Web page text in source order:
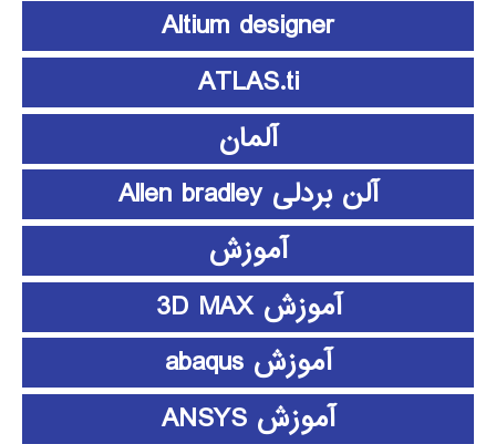
Altium designer
ATLAS.ti
آلمان
آلن بردلی Allen bradley
آموزش
آموزش 3D MAX
آموزش abaqus
آموزش ANSYS